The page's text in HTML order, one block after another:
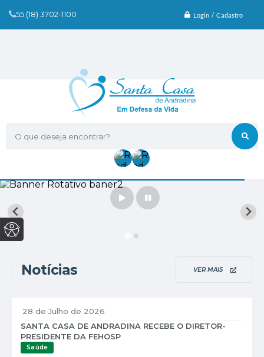
Login / Cadastro
O que deseja encontrar?
55 (18) 3702-1100
Notícias VER MAIS
SANTA CASA DE ANDRADINA RECEBE O DIRETOR-
PRESIDENTE DA FEHOSP
28 de Julho de 2026
Saúde